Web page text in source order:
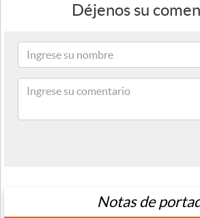
Déjenos su
Notas de